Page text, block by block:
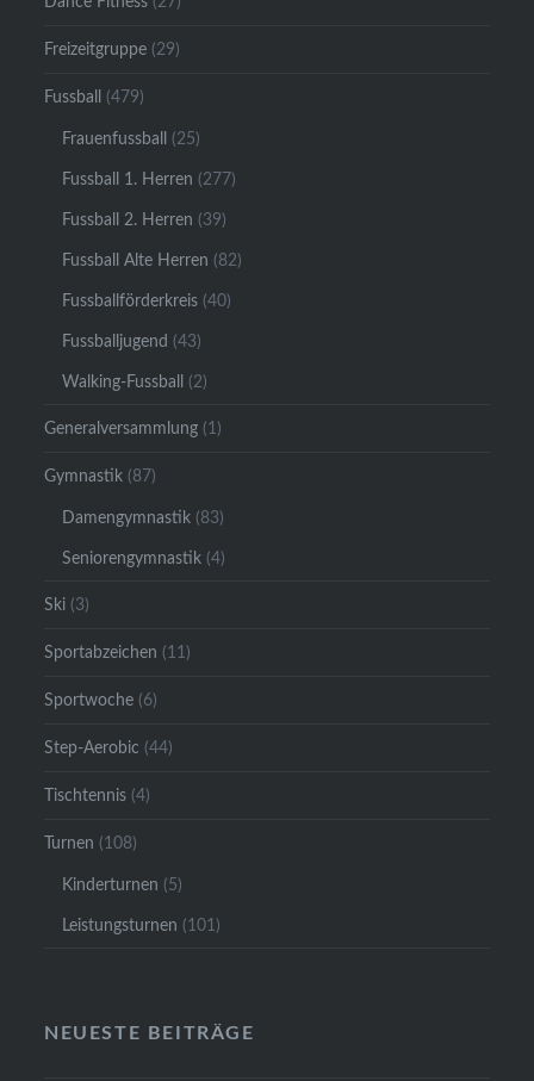
Freizeitgruppe (29)
Fussball (479)
Frauenfussball (25)
Fussball 1. Herren (277)
Fussball 2. Herren (39)
Fussball Alte Herren (82)
Fussballförderkreis (40)
Fussballjugend (43)
Walking-Fussball (2)
Generalversammlung (1)
Gymnastik (87)
Damengymnastik (83)
Seniorengymnastik (4)
Ski (3)
Sportabzeichen (11)
Sportwoche (6)
Step-Aerobic (44)
Tischtennis (4)
Turnen (108)
Kinderturnen (5)
Leistungsturnen (101)
NEUESTE BEITRÄGE